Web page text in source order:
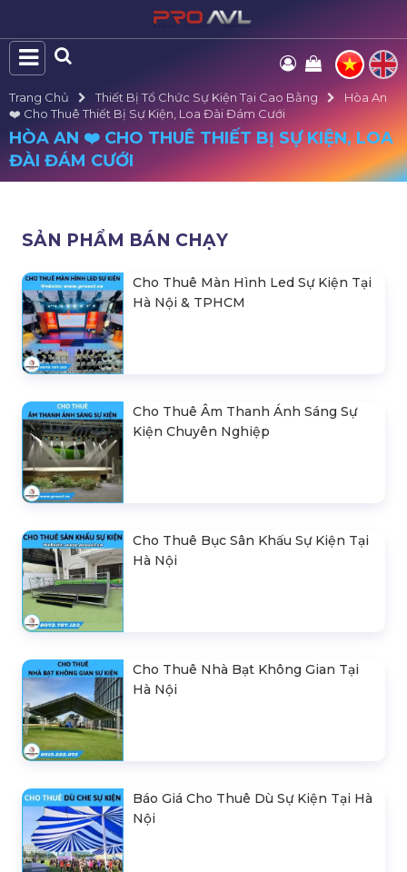
Trang Chủ Thiết Bị Tổ Chức Sự Kiện Tại Cao Bằng
Hòa An
❤️️ Cho Thuê Thiết Bị Sự Kiện, Loa Đài Đám Cưới
HÒA AN ❤️️ CHO THUÊ THIẾT BỊ SỰ KIỆN, LOA
ĐÀI ĐÁM CƯỚI
SẢN PHẨM BÁN CHẠY
Cho Thuê Màn Hình Led Sự Kiện Tại
Hà Nội & TPHCM
Cho Thuê Âm Thanh Ánh Sáng Sự
Kiện Chuyên Nghiệp
Cho Thuê Bục Sân Khấu Sự Kiện Tại
Hà Nội
Cho Thuê Nhà Bạt Không Gian Tại
Hà Nội
Báo Giá Cho Thuê Dù Sự Kiện Tại Hà
Nội